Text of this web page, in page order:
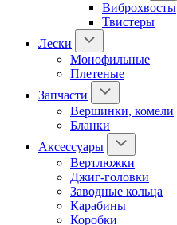
Виброхвосты
Твистеры
Лески
Монофильные
Плетеные
Запчасти
Вершинки, комели
Бланки
Аксессуары
Вертлюжки
Джиг-головки
Заводные кольца
Карабины
Коробки